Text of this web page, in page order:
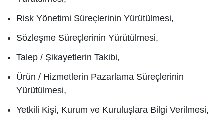
Risk Yönetimi Süreçlerinin Yürütülmesi,
Sözleşme Süreçlerinin Yürütülmesi,
Talep / Şikayetlerin Takibi,
Ürün / Hizmetlerin Pazarlama Süreçlerinin
Yürütülmesi,
Yetkili Kişi, Kurum ve Kuruluşlara Bilgi Verilmesi,